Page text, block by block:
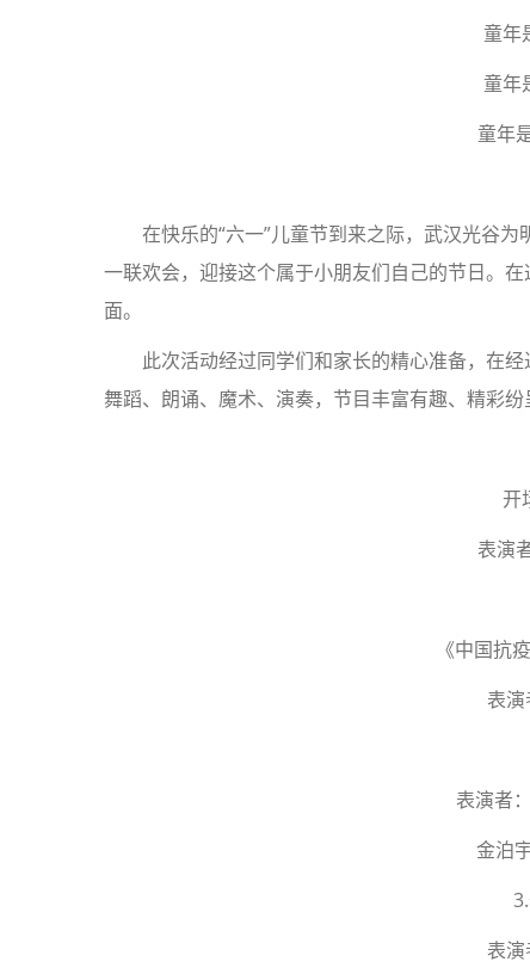
童年
童年
童年
在快乐的“六一”儿童节到来之际，武汉光谷
一联欢会，迎接这个属于小朋友们自己的节日。
面。
此次活动经过同学们和家长的精心准备，在
舞蹈、朗诵、魔术、演奏，节目丰富有趣、精彩纷
开
表演
《中国抗
表
表演者
金泊
表